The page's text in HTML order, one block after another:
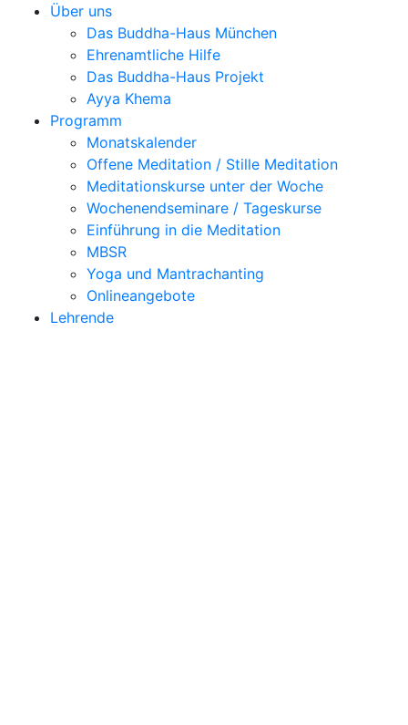
Über uns
Das Buddha-Haus München
Ehrenamtliche Hilfe
Das Buddha-Haus Projekt
Ayya Khema
Programm
Monatskalender
Offene Meditation / Stille Meditation
Meditationskurse unter der Woche
Wochenendseminare / Tageskurse
Einführung in die Meditation
MBSR
Yoga und Mantrachanting
Onlineangebote
Lehrende